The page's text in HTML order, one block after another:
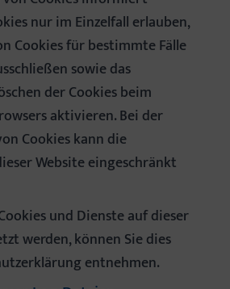
nur im Einzelfall erlauben,
Cookies für bestimmte Fälle
sowie das
der Cookies beim
aktivieren. Bei der
Cookies kann die
Website eingeschränkt
und Dienste auf dieser
werden, können Sie dies
entnehmen.